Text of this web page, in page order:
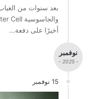
بعد سنوات من
أخيرًا على دفعة…
نوفمبر
- 2025 -
15 نوفمبر